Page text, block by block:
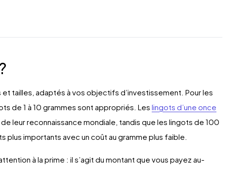
tailles, adaptés à vos objectifs d’investissement. Pour les
de 1 à 10 grammes sont appropriés. Les lingots d’une once
leur reconnaissance mondiale, tandis que les lingots de 100
plus importants avec un coût au gramme plus faible.
à la prime : il s’agit du montant que vous payez au-